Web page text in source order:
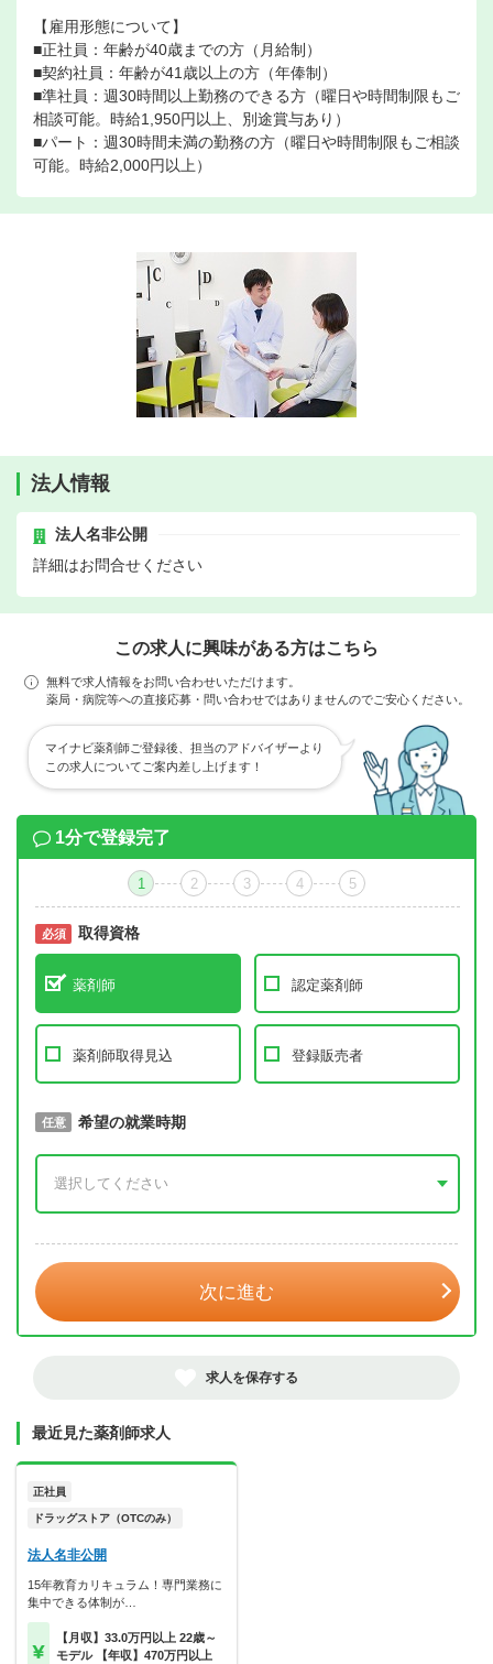
【雇用形態について】
■正社員：年齢が40歳までの方（月給制）
■契約社員：年齢が41歳以上の方（年俸制）
■準社員：週30時間以上勤務のできる方（曜日や時間制限もご
相談可能。時給1,950円以上、別途賞与あり）
■パート：週30時間未満の勤務の方（曜日や時間制限もご相談
可能。時給2,000円以上）
法人情報
法人名非公開
詳細はお問合せください
この求人に興味がある方はこちら
無料で求人情報をお問い合わせいただけます。
薬局・病院等への直接応募・問い合わせではありませんのでご安心ください。
マイナビ薬剤師ご登録後、担当のアドバイザーより
この求人についてご案内差し上げます！
1分で登録完了
1 2 3 4 5
必須 取得資格
薬剤師 認定薬剤師
薬剤師取得見込 登録販売者
必須 取得予定年
任意 希望の就業時期
次に進む
求人を保存する
最近見た薬剤師求人
正社員
ドラッグストア（OTCのみ）
法人名非公開
15年教育カリキュラム！専門業務に
集中できる体制が…
【月収】33.0万円以上 22歳～
モデル 【年収】470万円以上